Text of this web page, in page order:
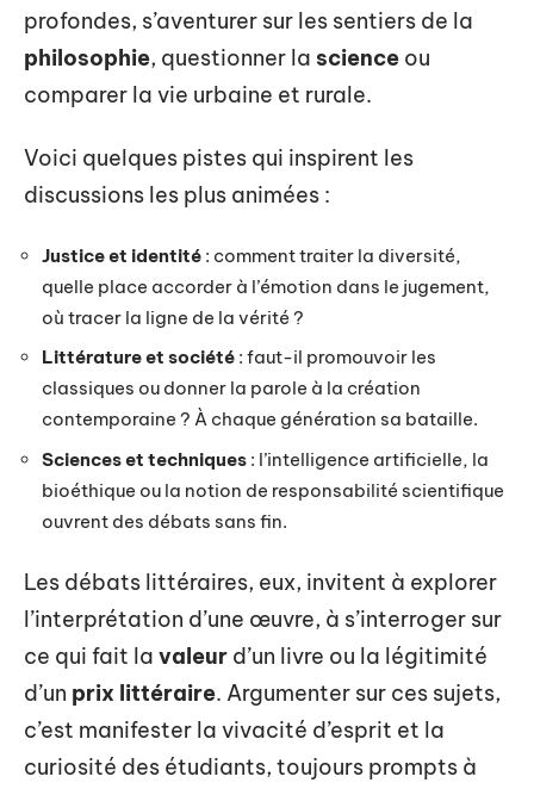
profondes, s’aventurer sur les sentiers de la
philosophie, questionner la science ou
comparer la vie urbaine et rurale.
Voici quelques pistes qui inspirent les
discussions les plus animées :
Justice et identité : comment traiter la diversité,
quelle place accorder à l’émotion dans le jugement,
où tracer la ligne de la vérité ?
Littérature et société : faut-il promouvoir les
classiques ou donner la parole à la création
contemporaine ? À chaque génération sa bataille.
Sciences et techniques : l’intelligence artificielle, la
bioéthique ou la notion de responsabilité scientifique
ouvrent des débats sans fin.
Les débats littéraires, eux, invitent à explorer
l’interprétation d’une œuvre, à s’interroger sur
ce qui fait la valeur d’un livre ou la légitimité
d’un prix littéraire. Argumenter sur ces sujets,
c’est manifester la vivacité d’esprit et la
curiosité des étudiants, toujours prompts à